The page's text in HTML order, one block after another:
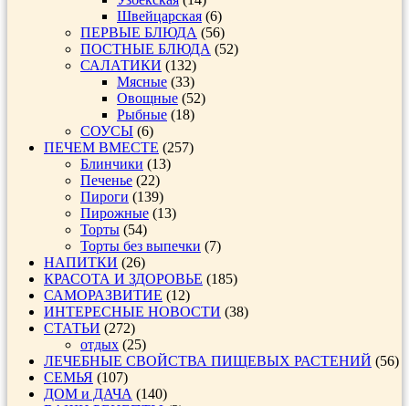
Швейцарская (6)
ПЕРВЫЕ БЛЮДА (56)
ПОСТНЫЕ БЛЮДА (52)
САЛАТИКИ (132)
Мясные (33)
Овощные (52)
Рыбные (18)
СОУСЫ (6)
ПЕЧЕМ ВМЕСТЕ (257)
Блинчики (13)
Печенье (22)
Пироги (139)
Пирожные (13)
Торты (54)
Торты без выпечки (7)
НАПИТКИ (26)
КРАСОТА И ЗДОРОВЬЕ (185)
САМОРАЗВИТИЕ (12)
ИНТЕРЕСНЫЕ НОВОСТИ (38)
СТАТЬИ (272)
отдых (25)
ЛЕЧЕБНЫЕ СВОЙСТВА ПИЩЕВЫХ РАСТЕНИЙ (56)
СЕМЬЯ (107)
ДОМ и ДАЧА (140)